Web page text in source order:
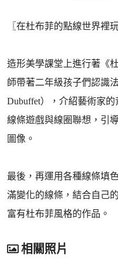
〖在杜布菲的點線世界裡
造形美學課堂上進行著《
師帶著二年級孩子們認識
Dubuffet），介紹藝術家
線條遊戲與線圈聯想，引
圖像。
最後，再運用各種線條填
滿變化的線條，結合自己
富有杜布菲風格的作品。
相關照片